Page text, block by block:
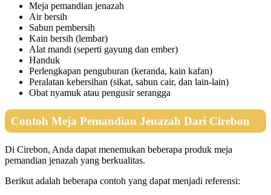
Meja pemandian jenazah
Air bersih
Sabun pembersih
Kain bersih (lembar)
Alat mandi (seperti gayung dan ember)
Handuk
Perlengkapan penguburan (keranda, kain kafan)
Peralatan kebersihan (sikat, sabun cair, dan lain-lain)
Obat nyamuk atau pengusir serangga
Contoh Meja Pemandian Jenazah Dari Cirebon
Di Cirebon, Anda dapat menemukan beberapa produk meja
pemandian jenazah yang berkualitas.
Berikut adalah beberapa contoh yang dapat menjadi referensi: